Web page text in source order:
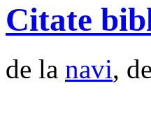
Citate
de la navi,